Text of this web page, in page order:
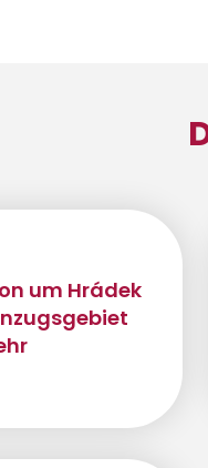
um Hrádek